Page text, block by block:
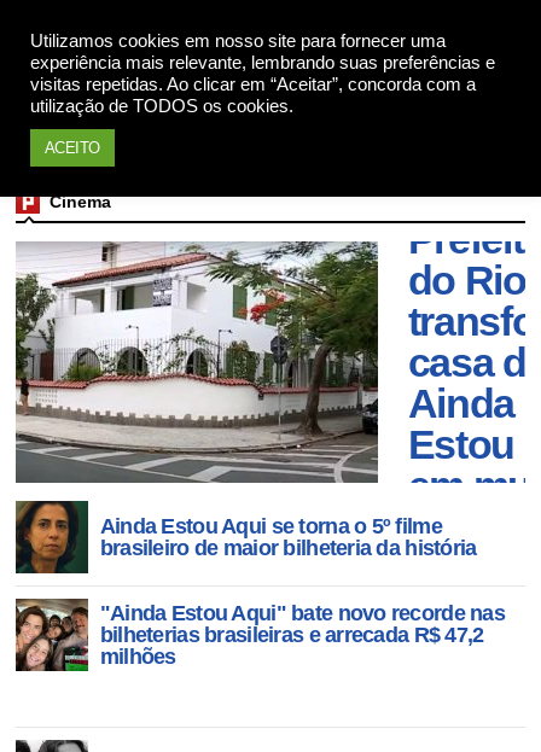
Utilizamos cookies em nosso site para fornecer uma
experiência mais relevante, lembrando suas preferências e
visitas repetidas. Ao clicar em “Aceitar”, concorda com a
utilização de TODOS os cookies.
ACEITO
Cinema
do Rio
casa
Ainda
Estou
em
Ainda Estou Aqui se torna o 5º filme
brasileiro de maior bilheteria da história
"Ainda Estou Aqui" bate novo recorde nas
bilheterias brasileiras e arrecada R$ 47,2
milhões